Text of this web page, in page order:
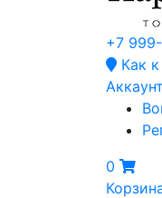
+7
Как
Аккаунт
0